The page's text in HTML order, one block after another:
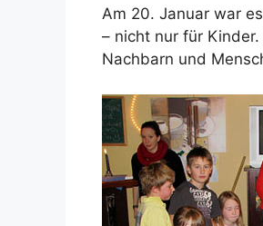
Am 20. Januar war
– nicht nur für
Nachbarn und